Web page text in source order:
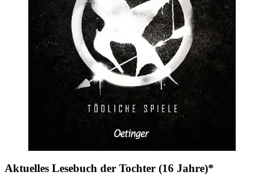
Aktuelles Lesebuch der Tochter (16 Jahre)*